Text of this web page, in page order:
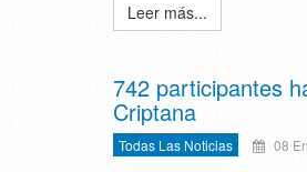
Leer más...
742 participantes
Criptana
Todas Las Noticias 08